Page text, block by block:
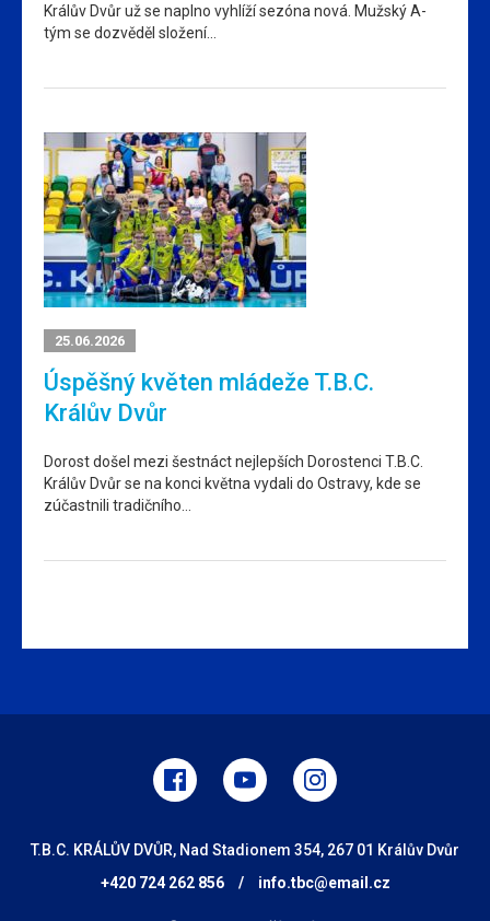
Králův Dvůr už se naplno vyhlíží sezóna nová. Mužský A-
tým se dozvěděl složení…
25.06.2026
Úspěšný květen mládeže T.B.C.
Králův Dvůr
Dorost došel mezi šestnáct nejlepších Dorostenci T.B.C.
Králův Dvůr se na konci května vydali do Ostravy, kde se
zúčastnili tradičního…
T.B.C. KRÁLŮV DVŮR, Nad Stadionem 354, 267 01 Králův Dvůr
+420 724 262 856
/ info.tbc@email.cz